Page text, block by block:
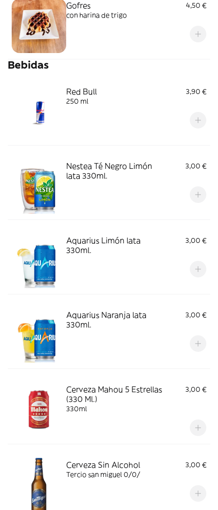
Gofres
4,50 €
con harina de trigo
Bebidas
Red Bull
3,90 €
250 ml
Nestea Té Negro Limón
lata 330ml.
3,00 €
Aquarius Limón lata
330ml.
3,00 €
Aquarius Naranja lata
330ml.
3,00 €
Cerveza Mahou 5 Estrellas
(330 Ml.)
3,00 €
330ml
Cerveza Sin Alcohol
3,00 €
Tercio san miguel 0/0/